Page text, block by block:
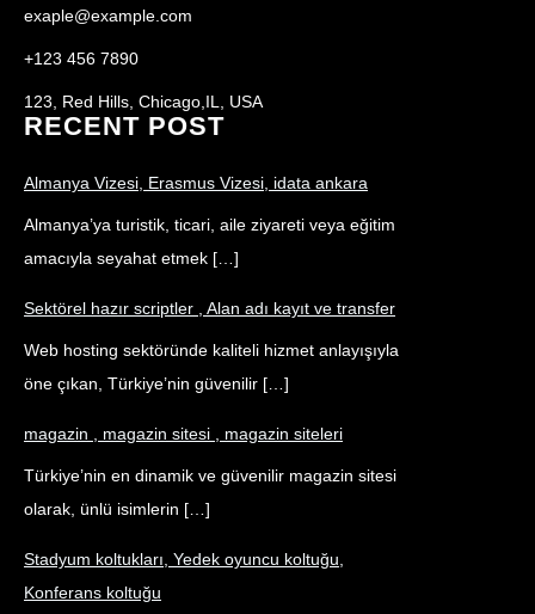
exaple@example.com
+123 456 7890
123, Red Hills, Chicago,IL, USA
RECENT POST
Almanya Vizesi, Erasmus Vizesi, idata ankara
Almanya’ya turistik, ticari, aile ziyareti veya eğitim
amacıyla seyahat etmek […]
Sektörel hazır scriptler , Alan adı kayıt ve transfer
Web hosting sektöründe kaliteli hizmet anlayışıyla
öne çıkan, Türkiye’nin güvenilir […]
magazin , magazin sitesi , magazin siteleri
Türkiye’nin en dinamik ve güvenilir magazin sitesi
olarak, ünlü isimlerin […]
Stadyum koltukları, Yedek oyuncu koltuğu,
Konferans koltuğu